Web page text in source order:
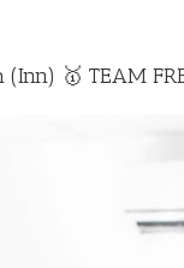
🥇 TEAM